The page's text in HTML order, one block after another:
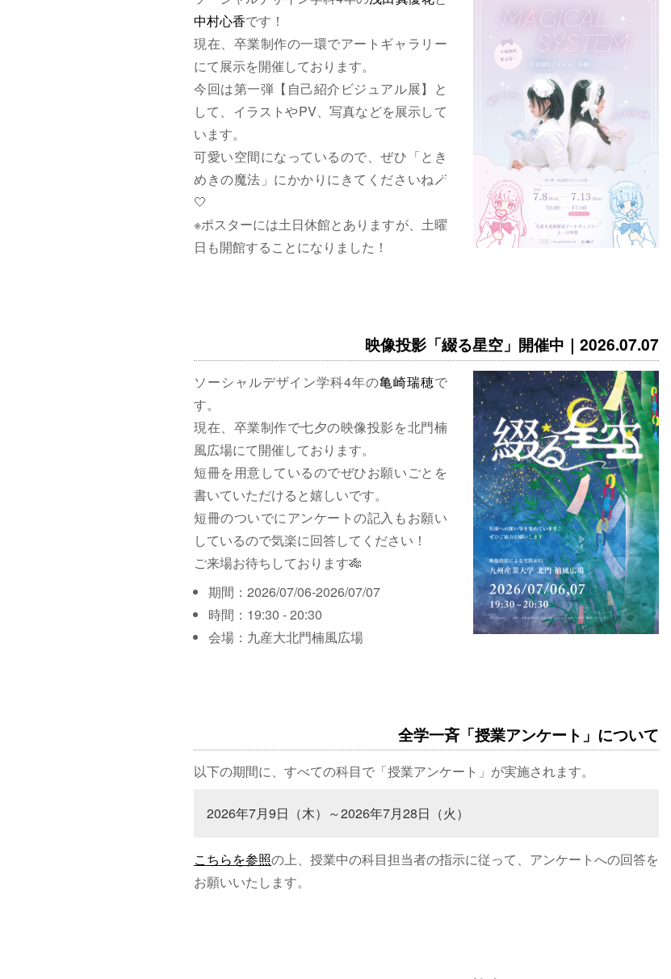
中村心香です！
現在、卒業制作の一環でアートギャラリー
にて展示を開催しております。
今回は第一弾【自己紹介ビジュアル展】と
して、イラストやPV、写真などを展示して
います。
可愛い空間になっているので、ぜひ「とき
めきの魔法」にかかりにきてくださいね🪄
🤍
※ポスターには土日休館とありますが、土曜
日も開館することになりました！
映像投影「綴る星空」開催中｜2026.07.07
ソーシャルデザイン学科4年の亀崎瑞穂で
す。
現在、卒業制作で七夕の映像投影を北門楠
風広場にて開催しております。
短冊を用意しているのでぜひお願いごとを
書いていただけると嬉しいです。
短冊のついでにアンケートの記入もお願い
しているので気楽に回答してください！
ご来場お待ちしております🎋
期間：2026/07/06-2026/07/07
時間：19:30 - 20:30
会場：九産大北門楠風広場
全学一斉「授業アンケート」について
以下の期間に、すべての科目で「授業アンケート」が実施されます。
2026年7月9日（木）～2026年7月28日（火）
こちらを参照の上、授業中の科目担当者の指示に従って、アンケートへの回答を
お願いいたします。